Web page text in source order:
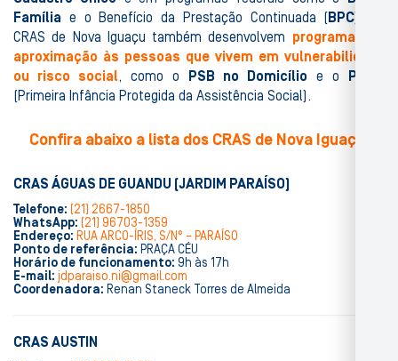
Família e o Benefício da Prestação Continuada ( BPC
CRAS de Nova Iguaçu também desenvolvem programas de
aproximação às pessoas que vivem em vulnerabilidade
ou risco social, como o PSB no Domicílio e o
Pipas
(Primeira Infância Protegida da Assistência Social).
Confira abaixo a lista dos CRAS de Nova Iguaçu:
CRAS ÁGUAS DE GUANDU (JARDIM PARAÍSO)
Telefone: (21) 2667-1850
WhatsApp: (21) 96703-1359
Endereço: RUA ARCO-ÍRIS, S/N° – PARAÍSO
Ponto de referência: PRAÇA CÉU
Horário de funcionamento: 9h às 17h
E-mail: jdparaiso.ni@gmail.com
Coordenadora: Renan Staneck Torres de Almeida
CRAS AUSTIN